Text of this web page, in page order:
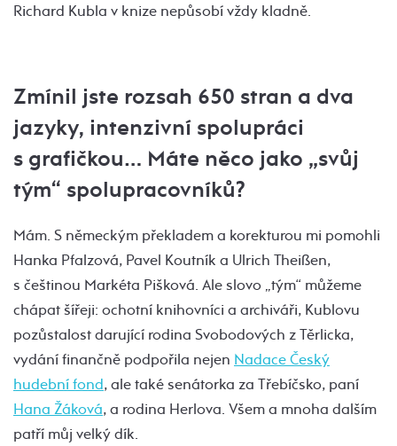
Richard Kubla v knize nepůsobí vždy kladně.
Zmínil jste rozsah 650 stran a dva
jazyky, intenzivní spolupráci
s grafičkou… Máte něco jako „svůj
tým“ spolupracovníků?
Mám. S německým překladem a korekturou mi pomohli
Hanka Pfalzová, Pavel Koutník a Ulrich Theißen,
s češtinou Markéta Pišková. Ale slovo „tým“ můžeme
chápat šířeji: ochotní knihovníci a archiváři, Kublovu
pozůstalost darující rodina Svobodových z Těrlicka,
vydání finančně podpořila nejen Nadace Český
hudební fond, ale také senátorka za Třebíčsko, paní
Hana Žáková, a rodina Herlova. Všem a mnoha dalším
patří můj velký dík.